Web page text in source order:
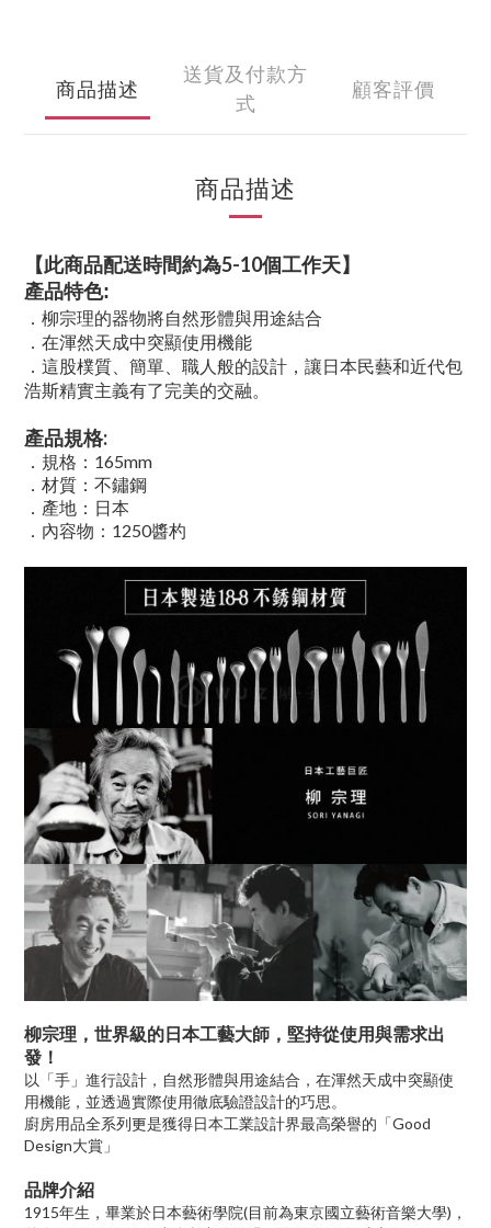
商品描述
送貨及付款方
式
顧客評價
商品描述
【此商品配送時間約為5-10個工作天】
產品特色:
．柳宗理的器物將自然形體與用途結合
．在渾然天成中突顯使用機能
．這股樸質、簡單、職人般的設計，讓日本民藝和近代包
浩斯精實主義有了完美的交融。
產品規格:
．規格： 165mm
．材質：不鏽鋼
．產地：日本
．內容物：1250醬杓
柳宗理，世界級的日本工藝大師，堅持從使用與需求出
發！
以「手」進行設計，自然形體與用途結合，在渾然天成中突顯使
用機能，並透過實際使用徹底驗證設計的巧思。
廚房用品全系列更是獲得日本工業設計界最高榮譽的「Good
Design大賞」
品牌介紹
1915年生，畢業於日本藝術學院(目前為東京國立藝術音樂大學) ，